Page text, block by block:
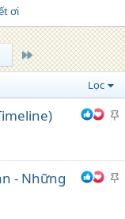
ơi
Trang cuối
Lọc
- Những